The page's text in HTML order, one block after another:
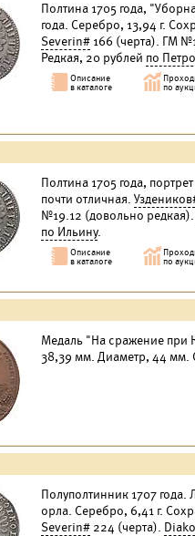
Полтина 1705 года,
года. Серебро, 13,94 г.
Severin# 166 (черта). ГМ
Редкая, 20 рублей по
Полтина 1705 года,
почти отличная.
№19.12 (довольно редкая).
по Ильину.
Медаль "На сражение при
38,39 мм. Диаметр, 44 мм.
Полуполтинник 1707
орла. Серебро, 6,41 г.
Severin# 224 (черта).